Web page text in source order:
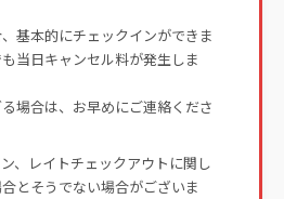
基本的にチェックインができま
当日キャンセル料が発生しま
場合は、お早めにご連絡くださ
、レイトチェックアウトに関し
とそうでない場合がございま